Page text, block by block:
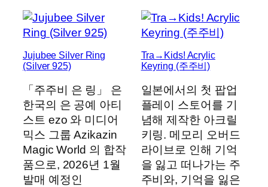
Jujubee Silver Ring
(Silver 925)
「주주비 은 링」 은
한국의 은 공예 아티
스트 ezo 와 미디어
믹스 그룹 Azikazin
Magic World 의 합작
품으로, 2026년 1월
발매 예정인
Tra→Kids! Acrylic
Keyring (주주비)
일본에서의 첫 팝업
플레이 스토어를 기
념해 제작한 아크릴
키링. 메모리 오버드
라이브로 인해 기억
을 잃고 떠나가는 주
주비와, 기억을 잃은